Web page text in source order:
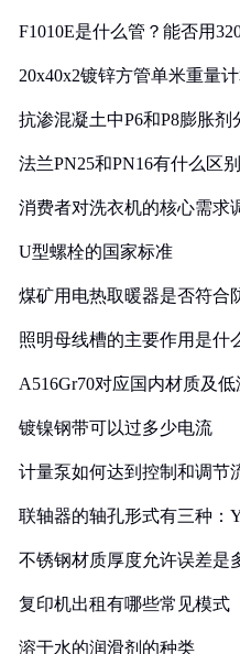
F1010E是什么管？能否用
20x40x2镀锌方管单米重量
抗渗混凝土中P6和P8膨胀剂
法兰PN25和PN16有什么区别
消费者对洗衣机的核心需求
U型螺栓的国家标准
煤矿用电热取暖器是否符合
照明母线槽的主要作用是什
A516Gr70对应国内材质及
镀镍钢带可以过多少电流
计量泵如何达到控制和调节
联轴器的轴孔形式有三种：
不锈钢材质厚度允许误差是
复印机出租有哪些常见模式
溶于水的润滑剂的种类